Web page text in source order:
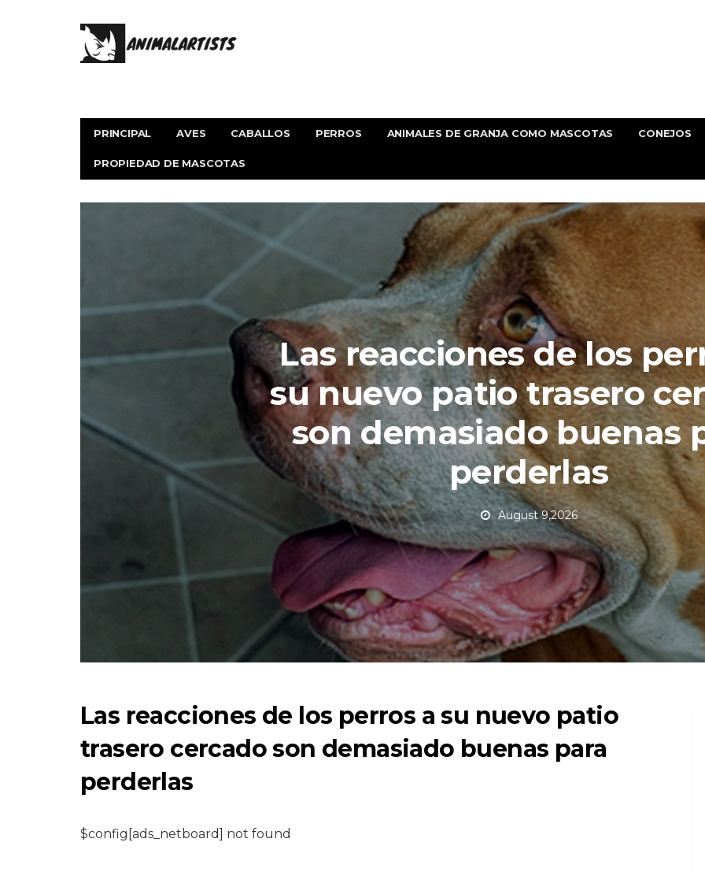
PRINCIPAL AVES CABALLOS PERROS ANIMALES DE GRANJA COMO MASCOTAS CONEJOS
PROPIEDAD DE MASCOTAS
Las reacciones de los
su nuevo patio trasero
son demasiado buenas
perderlas
August 9,2026
Las reacciones de los perros a su nuevo patio
trasero cercado son demasiado buenas para
perderlas
$config[ads_netboard] not found
PERROS